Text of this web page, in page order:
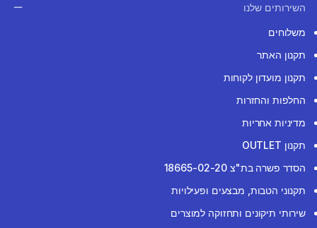
השירותים שלנו
משלוחים
תקנון האתר
תקנון מועדון לקוחות
החלפות והחזרות
מדיניות אחריות
תקנון OUTLET
הסדר פשרה בת"צ 18665-02-20
תקנוני הטבות, מבצעים ופעילויות
שירותי תיקונים ותחזוקה למוצרים